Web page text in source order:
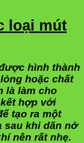
loại mút
hình thành
hoặc chất
là làm cho
hợp với
tạo ra một
sau khi dãn nở
nên rất nhẹ.